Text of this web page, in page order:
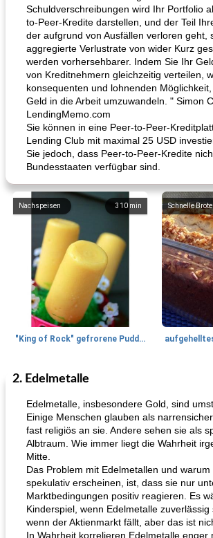
Schuldverschreibungen wird Ihr Portfolio
to-Peer-Kredite darstellen, und der Teil
der aufgrund von Ausfällen verloren geht,
aggregierte Verlustrate von wider Kurz
werden vorhersehbarer. Indem Sie Ihr
von Kreditnehmern gleichzeitig verteilen,
konsequenten und lohnenden
Geld in die Arbeit umzuwandeln. " Simon
LendingMemo.com
Sie können in eine Peer-to-Peer-
Lending Club mit maximal 25 USD
Sie jedoch, dass Peer-to-Peer-Kredite
Bundesstaaten verfügbar sind.
310 min
Nachspeisen
"King of Rock" gefrorene Pudding Pops
Schnelle Brote
Mittagessen / Snacks
Hühnchen, Süßkartoffelsuppe
2. Edelmetalle
Edelmetalle, insbesondere Gold, sind
Einige Menschen glauben als
fast religiös an sie. Andere sehen sie als
Albtraum. Wie immer liegt die Wahrheit
Mitte.
Das Problem mit Edelmetallen und warum
spekulativ erscheinen, ist, dass sie nur
Marktbedingungen positiv reagieren. Es
Kinderspiel, wenn Edelmetalle zuverlässig
wenn der Aktienmarkt fällt, aber das ist
In Wahrheit korrelieren Edelmetalle enger